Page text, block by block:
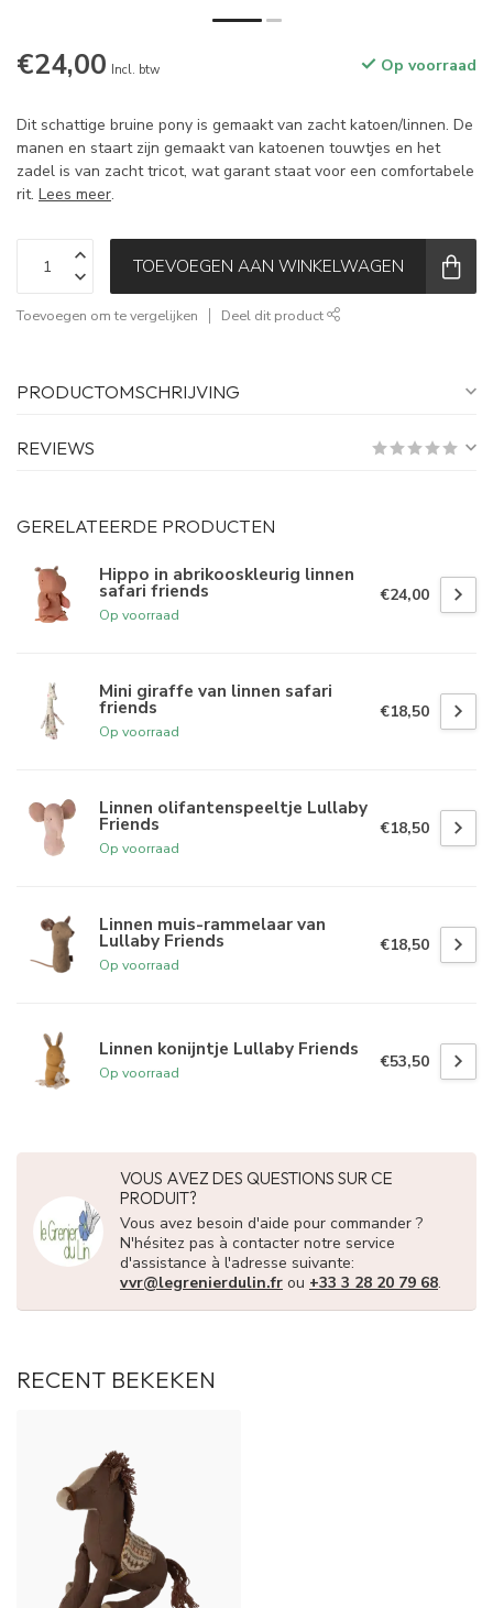
€24,00 Incl. btw Op voorraad
Dit schattige bruine pony is gemaakt van zacht katoen/linnen. De
manen en staart zijn gemaakt van katoenen touwtjes en het
zadel is van zacht tricot, wat garant staat voor een comfortabele
rit. Lees meer.
TOEVOEGEN AAN WINKELWAGEN
Toevoegen om te vergelijken Deel dit product
PRODUCTOMSCHRIJVING
REVIEWS
GERELATEERDE PRODUCTEN
Hippo in abrikooskleurig linnen
safari friends
Op voorraad
€24,00
Mini giraffe van linnen safari
friends
Op voorraad
€18,50
Linnen olifantenspeeltje Lullaby
Friends
Op voorraad
€18,50
Linnen muis-rammelaar van
Lullaby Friends
Op voorraad
€18,50
Linnen konijntje Lullaby Friends
Op voorraad
€53,50
VOUS AVEZ DES QUESTIONS SUR CE
PRODUIT?
Vous avez besoin d'aide pour commander ?
N'hésitez pas à contacter notre service
d'assistance à l'adresse suivante:
vvr@legrenierdulin.fr ou +33 3 28 20 79 68.
RECENT BEKEKEN